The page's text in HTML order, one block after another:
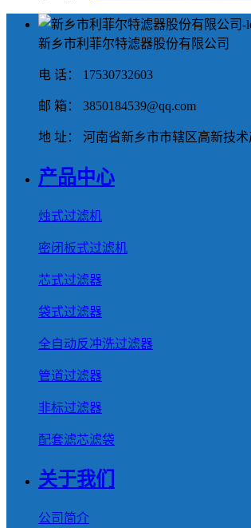
新乡市利菲尔特滤器股份有限公司
电 话： 17530732603
邮 箱： 3850184539@qq.com
地 址： 河南省新乡市市辖区高新技
产品中心
烛式过滤机
密闭板式过滤机
芯式过滤器
袋式过滤器
全自动反冲洗过滤器
管道过滤器
非标过滤器
配套滤芯滤袋
关于我们
公司简介